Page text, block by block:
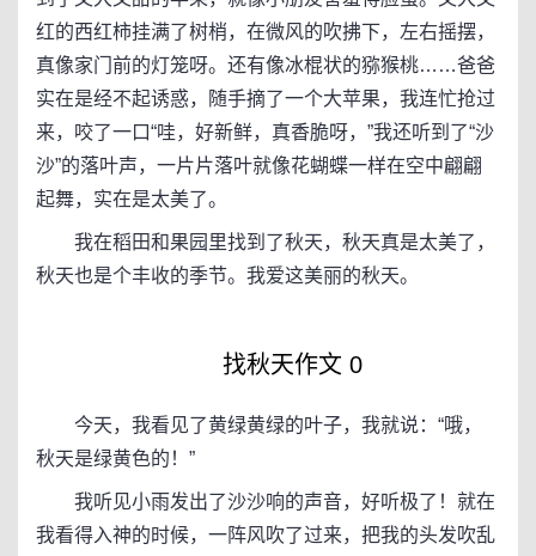
红的西红柿挂满了树梢，在微风的吹拂下，左右摇摆，
真像家门前的灯笼呀。还有像冰棍状的猕猴桃……爸爸
实在是经不起诱惑，随手摘了一个大苹果，我连忙抢过
来，咬了一口“哇，好新鲜，真香脆呀，”我还听到了“沙
沙”的落叶声，一片片落叶就像花蝴蝶一样在空中翩翩
起舞，实在是太美了。
我在稻田和果园里找到了秋天，秋天真是太美了，
秋天也是个丰收的季节。我爱这美丽的秋天。
找秋天作文 0
今天，我看见了黄绿黄绿的叶子，我就说：“哦，
秋天是绿黄色的！”
我听见小雨发出了沙沙响的声音，好听极了！就在
我看得入神的时候，一阵风吹了过来，把我的头发吹乱